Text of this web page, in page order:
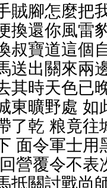
賊腳怎麼把
換還你風雷
叔寶道這個
送出關來兩
其時天色已
東曠野處 如
了乾 粮竟往
面令軍士用
營覆令不表
抵關討戰尚